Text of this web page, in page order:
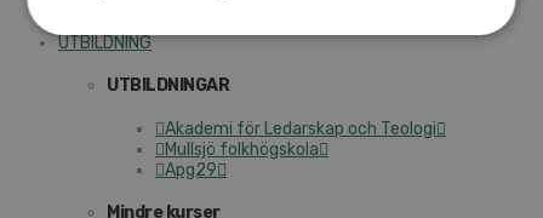
UTBILDNING
UTBILDNINGAR
Akademi för Ledarskap och Teologi
Mullsjö folkhögskola
Apg29
Mindre kurser